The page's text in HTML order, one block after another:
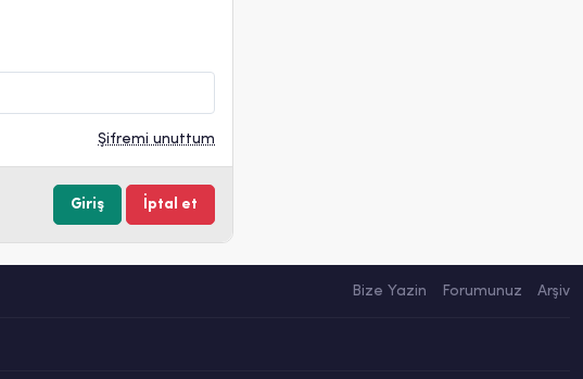
Şifremi unuttum
Bize Yazin Forumunuz Arşiv